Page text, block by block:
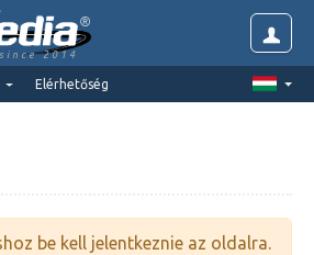
since 2014
Elérhetőség
be kell jelentkeznie az oldalra.